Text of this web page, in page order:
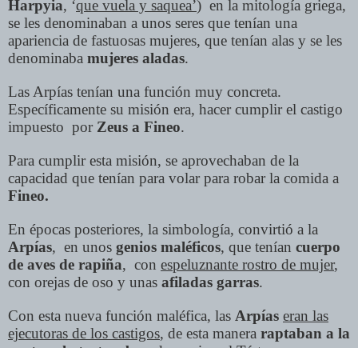
Harpyia, ‘que vuela y saquea’) en la mitología griega,
se les denominaban a unos seres que tenían una
apariencia de fastuosas mujeres, que tenían alas y se les
denominaba mujeres aladas.
Las Arpías tenían una función muy concreta.
Específicamente su misión era, hacer cumplir el castigo
impuesto por Zeus a Fineo.
Para cumplir esta misión, se aprovechaban de la
capacidad que tenían para volar para robar la comida a
Fineo.
En épocas posteriores, la simbología, convirtió a la
Arpías, en unos genios maléficos, que tenían cuerpo
de aves de rapiña, con espeluznante rostro de mujer,
con orejas de oso y unas afiladas garras.
Con esta nueva función maléfica, las Arpías eran las
ejecutoras de los castigos, de esta manera raptaban a la